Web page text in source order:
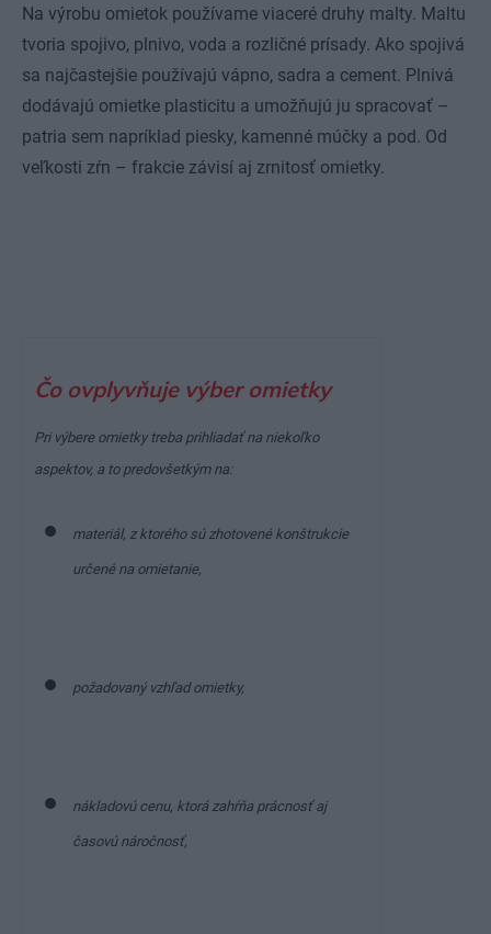
Na výrobu omietok používame viaceré druhy malty. Maltu
tvoria spojivo, plnivo, voda a rozličné prísady. Ako spojivá
sa najčastejšie používajú vápno, sadra a cement. Plnivá
dodávajú omietke plasticitu a umožňujú ju spracovať –
patria sem napríklad piesky, kamenné múčky a pod. Od
veľkosti zŕn – frakcie závisí aj zrnitosť omietky.
Čo ovplyvňuje výber omietky
Pri výbere omietky treba prihliadať na niekoľko
aspektov, a to predovšetkým na:
materiál, z ktorého sú zhotovené konštrukcie
určené na omietanie,
požadovaný vzhľad omietky,
nákladovú cenu, ktorá zahŕňa prácnosť aj
časovú náročnosť,